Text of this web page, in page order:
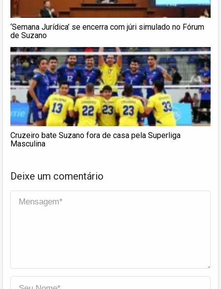
‘Semana Jurídica’ se encerra com júri simulado no Fórum
de Suzano
Cruzeiro bate Suzano fora de casa pela Superliga
Masculina
Deixe um comentário